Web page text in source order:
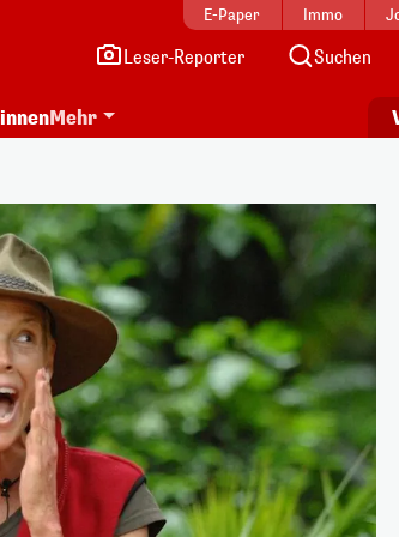
E-Paper Immo
Leser-Reporter Suchen
Mehr